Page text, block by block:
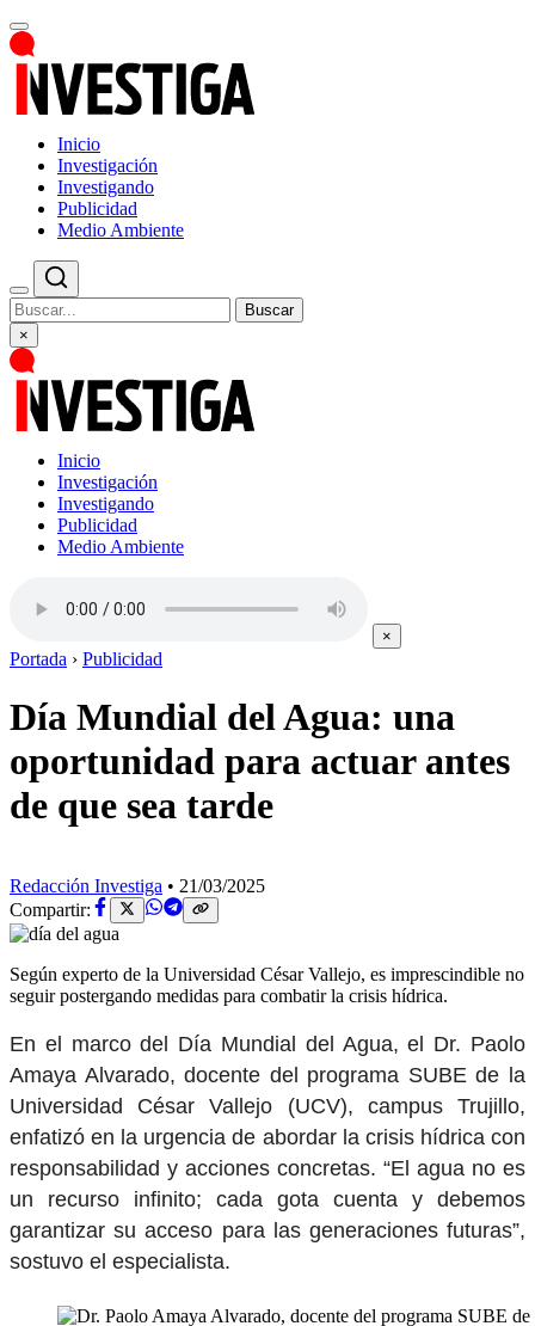
Inicio
Investigación
Investigando
Publicidad
Medio Ambiente
Buscar
×
Inicio
Investigación
Investigando
Publicidad
Medio Ambiente
×
Portada › Publicidad
Día Mundial del Agua: una
oportunidad para actuar antes
de que sea tarde
Redacción Investiga • 21/03/2025
Compartir:
Según experto de la Universidad César Vallejo, es imprescindible no
seguir postergando medidas para combatir la crisis hídrica.
En el marco del Día Mundial del Agua, el Dr. Paolo
Amaya Alvarado, docente del programa SUBE de la
Universidad César Vallejo (UCV), campus Trujillo,
enfatizó en la urgencia de abordar la crisis hídrica con
responsabilidad y acciones concretas. “El agua no es
un recurso infinito; cada gota cuenta y debemos
garantizar su acceso para las generaciones futuras”,
sostuvo el especialista.